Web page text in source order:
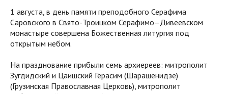
1 августа, в день памяти преподобного Серафима
Саровского в Свято-Троицком Серафимо–Дивеевском
монастыре совершена Божественная литургия под
открытым небом.
На празднование прибыли семь архиереев: митрополит
Зугдидский и Цаишский Герасим (Шарашенидзе)
(Грузинская Православная Церковь), митрополит